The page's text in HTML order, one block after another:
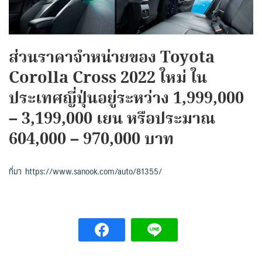
ส่วนราคาจำหน่ายของ Toyota
Corolla Cross 2022 ใหม่ ใน
ประเทศญี่ปุ่นอยู่ระหว่าง 1,999,000
– 3,199,000 เยน หรือประมาณ
604,000 – 970,000 บาท
ที่มา https://www.sanook.com/auto/81355/